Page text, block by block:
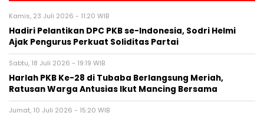
Kamis, 23 Juli 2026 - 11:20 WIB
Hadiri Pelantikan DPC PKB se-Indonesia, Sodri Helmi
Ajak Pengurus Perkuat Soliditas Partai
Sabtu, 18 Juli 2026 - 19:19 WIB
Harlah PKB Ke-28 di Tubaba Berlangsung Meriah,
Ratusan Warga Antusias Ikut Mancing Bersama
Jumat, 10 Juli 2026 - 15:20 WIB